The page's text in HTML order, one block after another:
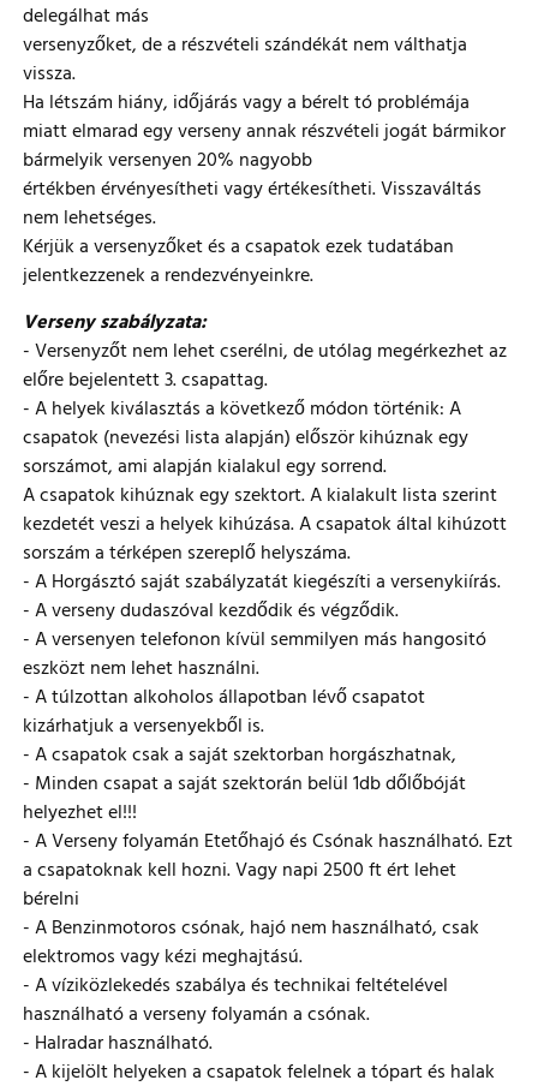
delegálhat más
versenyzőket, de a részvételi szándékát nem válthatja
vissza.
Ha létszám hiány, időjárás vagy a bérelt tó problémája
miatt elmarad egy verseny annak részvételi jogát bármikor
bármelyik versenyen 20% nagyobb
értékben érvényesítheti vagy értékesítheti. Visszaváltás
nem lehetséges.
Kérjük a versenyzőket és a csapatok ezek tudatában
jelentkezzenek a rendezvényeinkre.
Verseny szabályzata:
- Versenyzőt nem lehet cserélni, de utólag megérkezhet az
előre bejelentett 3. csapattag.
- A helyek kiválasztás a következő módon történik: A
csapatok (nevezési lista alapján) először kihúznak egy
sorszámot, ami alapján kialakul egy sorrend.
A csapatok kihúznak egy szektort. A kialakult lista szerint
kezdetét veszi a helyek kihúzása. A csapatok által kihúzott
sorszám a térképen szereplő helyszáma.
- A Horgásztó saját szabályzatát kiegészíti a versenykiírás.
- A verseny dudaszóval kezdődik és végződik.
- A versenyen telefonon kívül semmilyen más hangositó
eszközt nem lehet használni.
- A túlzottan alkoholos állapotban lévő csapatot
kizárhatjuk a versenyekből is.
- A csapatok csak a saját szektorban horgászhatnak,
- Minden csapat a saját szektorán belül 1db dőlőbóját
helyezhet el!!!
- A Verseny folyamán Etetőhajó és Csónak használható. Ezt
a csapatoknak kell hozni. Vagy napi 2500 ft ért lehet
bérelni
- A Benzinmotoros csónak, hajó nem használható, csak
elektromos vagy kézi meghajtású.
- A víziközlekedés szabálya és technikai feltételével
használható a verseny folyamán a csónak.
- Halradar használható.
- A kijelölt helyeken a csapatok felelnek a tópart és halak